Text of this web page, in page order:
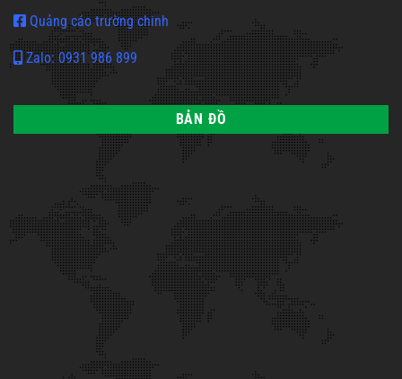
Quảng cáo trường chinh
Zalo: 0931 986 899
BẢN ĐỒ